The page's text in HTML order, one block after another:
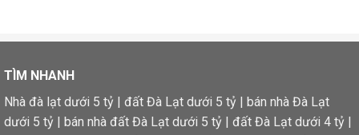
TÌM NHANH
Nhà đà lạt dưới 5 tỷ | đất Đà Lạt dưới 5 tỷ | bán nhà Đà Lạt
dưới 5 tỷ | bán nhà đất Đà Lạt dưới 5 tỷ | đất Đà Lạt dưới 4 tỷ |